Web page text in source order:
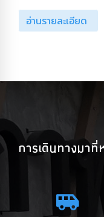
อ่านรายละเอียด
การเดินทางมา